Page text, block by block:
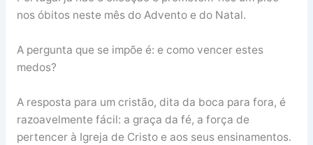
nos óbitos neste mês do Advento e do Natal.
A pergunta que se impõe é: e como vencer estes
medos?
A resposta para um cristão, dita da boca para fora, é
razoavelmente fácil: a graça da fé, a força de
pertencer à Igreja de Cristo e aos seus ensinamentos.